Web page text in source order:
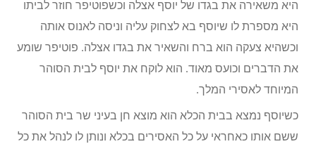
היא משאירה את בגדו של יוסף אצלה וכשפוטיפר חוזר לביתו
היא מספרת לו שיוסף בא לצחוק עליה וניסה לאנוס אותה
וכשהיא צעקה הוא ברח והשאיר את בגדו אצלה. פוטיפר שומע
את הדברים וכועס מאוד. הוא לוקח את יוסף לבית הסוהר
המיוחד לאסירי המלך.
כשיוסף נמצא בבית הכלא הוא מוצא חן בעיני שר בית הסוהר
ששם אותו כאחראי על כל האסירים בכלא ונותן לו לנהל את כל